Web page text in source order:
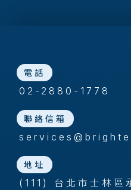
電話
02-2880-1778
聯絡信箱
地址
(111) 台北市士林區